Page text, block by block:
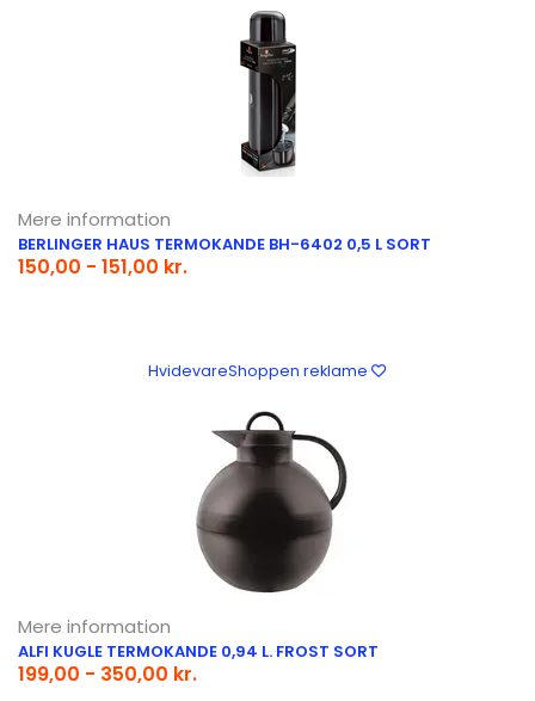
Mere information
BERLINGER HAUS TERMOKANDE BH-6402 0,5 L SORT
150,00 - 151,00 kr.
HvidevareShoppen reklame
Mere information
ALFI KUGLE TERMOKANDE 0,94 L. FROST SORT
199,00 - 350,00 kr.